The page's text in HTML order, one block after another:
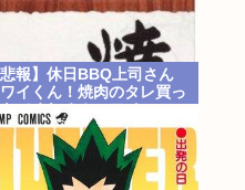
悲報】休日BBQ上司さん
ワイくん！焼肉のタレ買っ
きてくれる？」ワイ
！？」www